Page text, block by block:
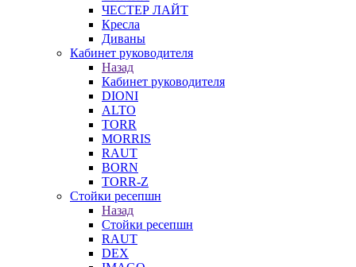
ЧЕСТЕР ЛАЙТ
Кресла
Диваны
Кабинет руководителя
Назад
Кабинет руководителя
DIONI
ALTO
TORR
MORRIS
RAUT
BORN
TORR-Z
Стойки ресепшн
Назад
Стойки ресепшн
RAUT
DEX